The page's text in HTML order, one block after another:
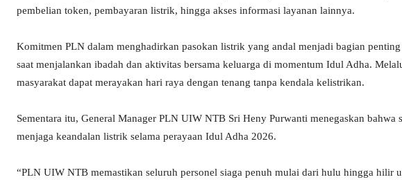
pembelian token, pembayaran listrik, hingga akses informasi layanan lainnya.
Komitmen PLN dalam menghadirkan pasokan listrik yang andal menjadi bagian
saat menjalankan ibadah dan aktivitas bersama keluarga di momentum Idul Adha.
masyarakat dapat merayakan hari raya dengan tenang tanpa kendala kelistrikan.
Sementara itu, General Manager PLN UIW NTB Sri Heny Purwanti menegaskan
menjaga keandalan listrik selama perayaan Idul Adha 2026.
“PLN UIW NTB memastikan seluruh personel siaga penuh mulai dari hulu hingga hilir